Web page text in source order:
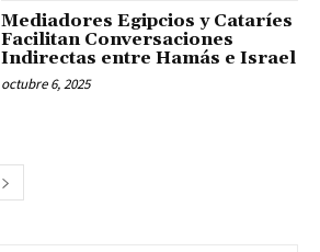
Mediadores Egipcios y Cataríes
Facilitan Conversaciones
Indirectas entre Hamás e Israel
octubre 6, 2025